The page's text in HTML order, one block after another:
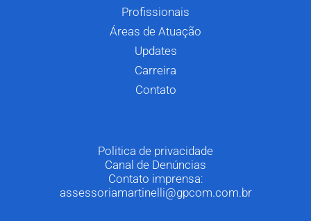
Profissionais
Áreas de Atuação
Updates
Carreira
Contato
Politica de privacidade
Canal de Denúncias
Contato imprensa:
assessoriamartinelli@gpcom.com.br